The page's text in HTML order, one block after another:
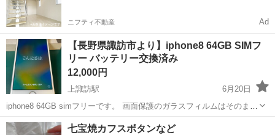
ニフティ不動産 Ad
【長野県諏訪市より】iphone8 64GB SIMフ
リー バッテリー交換済み
12,000円
上諏訪駅
6月20日
iphone8 64GB simフリーです。 画面保護のガラスフィルムはそのまま
お付けしておきます。 比較的綺麗に貼れていますので、そのまま使用
長野 諏訪市 上諏訪駅 その他 iphone8
七宝焼カフスボタンなど